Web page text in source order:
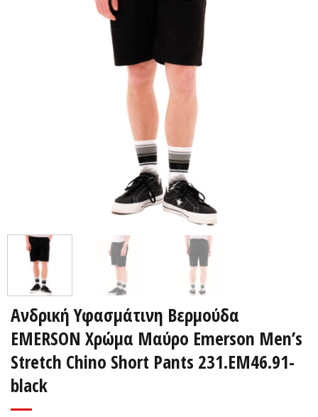
Ανδρική Υφασμάτινη Βερμούδα
EΜERSON Χρώμα Μαύρο Emerson Men’s
Stretch Chino Short Pants 231.EM46.91-
black